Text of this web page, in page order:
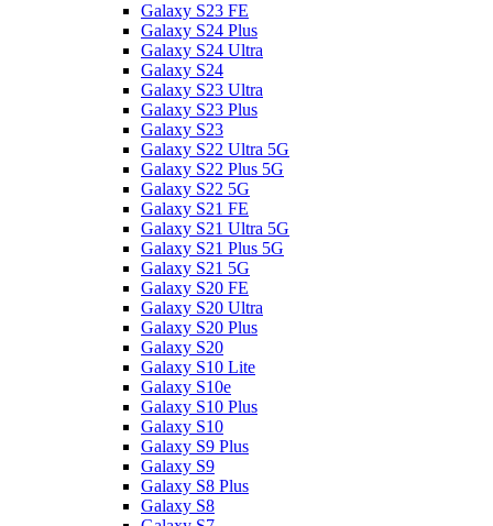
Galaxy S23 FE
Galaxy S24 Plus
Galaxy S24 Ultra
Galaxy S24
Galaxy S23 Ultra
Galaxy S23 Plus
Galaxy S23
Galaxy S22 Ultra 5G
Galaxy S22 Plus 5G
Galaxy S22 5G
Galaxy S21 FE
Galaxy S21 Ultra 5G
Galaxy S21 Plus 5G
Galaxy S21 5G
Galaxy S20 FE
Galaxy S20 Ultra
Galaxy S20 Plus
Galaxy S20
Galaxy S10 Lite
Galaxy S10e
Galaxy S10 Plus
Galaxy S10
Galaxy S9 Plus
Galaxy S9
Galaxy S8 Plus
Galaxy S8